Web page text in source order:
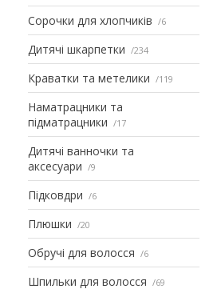
Сорочки для хлопчиків 6
Дитячі шкарпетки 234
Краватки та метелики 119
Наматрацники та
підматрацники
17
Дитячі ванночки та
аксесуари
9
Підковдри 6
Плюшки 20
Обручі для волосся 6
Шпильки для волосся 69